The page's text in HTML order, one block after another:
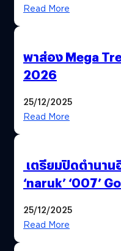
Read More
พาส่อง Mega
2026
25/12/2025
Read More
เตรียมปิดตำนาน
‘naruk’ ‘007’
25/12/2025
Read More